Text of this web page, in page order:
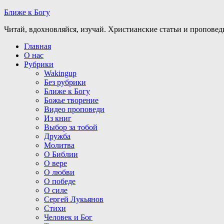
Ближе к Богу
Читай, вдохновляйся, изучай. Христианские статьи и
Главная
О нас
Рубрики
Wakingup
Без рубрики
Ближе к Богу
Божье творение
Видео проповеди
Из книг
Выбор за тобой
Дружба
Молитва
О Библии
О вере
О любви
О победе
О силе
Сергей Лукьянов
Стихи
Человек и Бог